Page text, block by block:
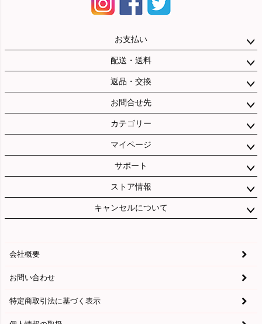
お支払い
配送・送料
返品・交換
お問合せ先
カテゴリー
マイページ
サポート
ストア情報
キャンセルについて
会社概要
お問い合わせ
特定商取引法に基づく表示